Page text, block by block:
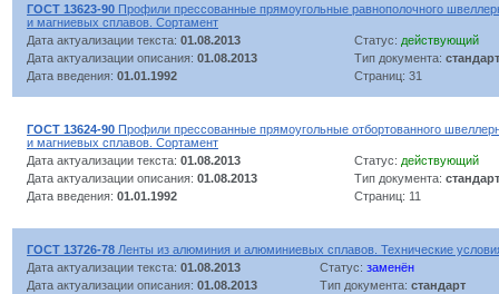
ГОСТ 13623-90 Профили прессованные прямоугольные равнополочного
и магниевых сплавов. Сортамент
Дата актуализации текста: 01.08.2013 Статус: действующий
Дата актуализации описания: 01.08.2013 Тип документа: стандарт
Дата введения: 01.01.1992 Страниц: 31
ГОСТ 13624-90 Профили прессованные прямоугольные отбортованного
и магниевых сплавов. Сортамент
Дата актуализации текста: 01.08.2013 Статус: действующий
Дата актуализации описания: 01.08.2013 Тип документа: стандарт
Дата введения: 01.01.1992 Страниц: 11
ГОСТ 13726-78 Ленты из алюминия и алюминиевых сплавов. Технические
Дата актуализации текста: 01.08.2013 Статус: заменён
Дата актуализации описания: 01.08.2013 Тип документа: стандарт